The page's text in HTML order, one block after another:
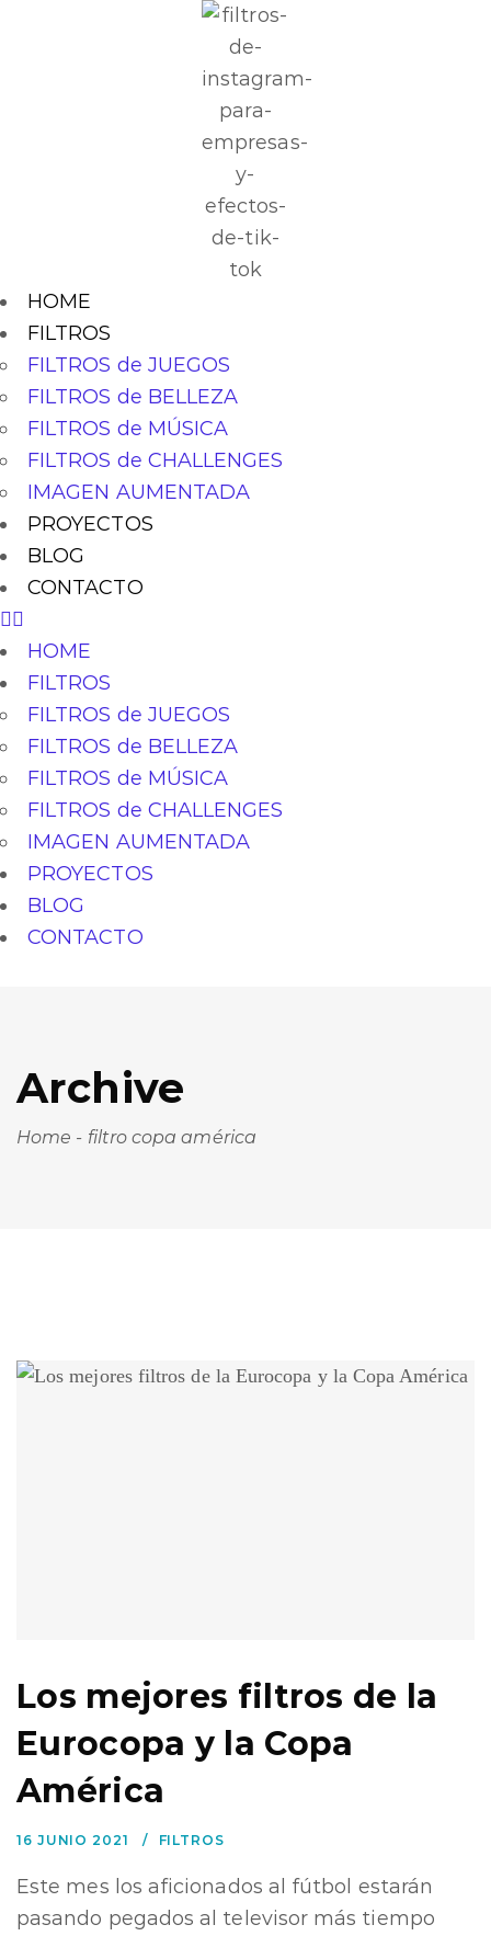
HOME
FILTROS
FILTROS de JUEGOS
FILTROS de BELLEZA
FILTROS de MÚSICA
FILTROS de CHALLENGES
IMAGEN AUMENTADA
PROYECTOS
BLOG
CONTACTO
HOME
FILTROS
FILTROS de JUEGOS
FILTROS de BELLEZA
FILTROS de MÚSICA
FILTROS de CHALLENGES
IMAGEN AUMENTADA
PROYECTOS
BLOG
CONTACTO
Archive
Home - filtro copa américa
Los mejores filtros de la
Eurocopa y la Copa
América
16 JUNIO 2021 FILTROS
Este mes los aficionados al fútbol estarán
pasando pegados al televisor más tiempo